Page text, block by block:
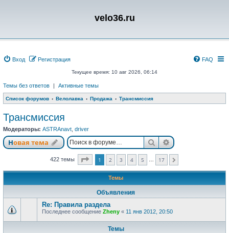
velo36.ru
Вход Регистрация FAQ
Текущее время: 10 авг 2026, 06:14
Темы без ответов | Активные темы
Список форумов Велолавка Продажа Трансмиссия
Трансмиссия
Модераторы: ASTRAnavt driver
Новая тема ПоискРасширенный
422 темы Страница из
1 2 3 4 5 17
Темы
Объявления
Re: Правила раздела
Последнее сообщение Zheny « 11 янв 2012, 20:50
Темы